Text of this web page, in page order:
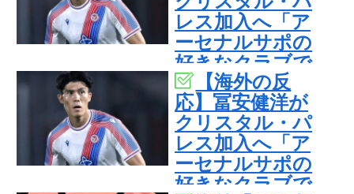
レス加入へ「ア
ーセナルサポの
好きなクラブで
良かった」
【海外の反
応】冨安健洋が
クリスタル・パ
レス加入へ「ア
ーセナルサポの
好きなクラブで